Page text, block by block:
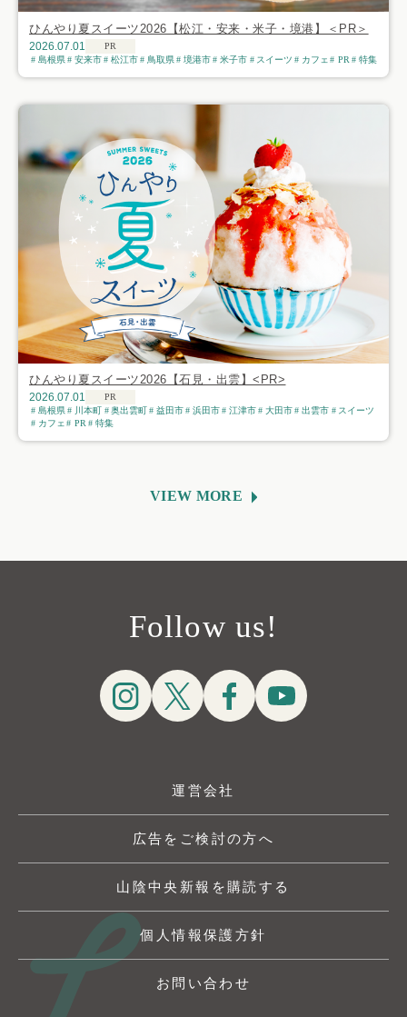
ひんやり夏スイーツ2026【松江・安来・米子・境港】＜PR＞
2026.07.01
PR
島根県
安来市 松江市 鳥取県 境港市 米子市 スイーツ カフェ PR 特集
ひんやり夏スイーツ2026【石見・出雲】<PR>
2026.07.01
PR
島根県
川本町 奥出雲町 益田市 浜田市 江津市 大田市 出雲市
スイーツ
カフェ
PR 特集
VIEW MORE
Follow us!
運営会社
広告をご検討の方へ
山陰中央新報を購読する
個人情報保護方針
お問い合わせ